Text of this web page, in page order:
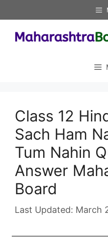
to
content
Class 12
Sach Ham
Tum Nahin
Answer
Board
March